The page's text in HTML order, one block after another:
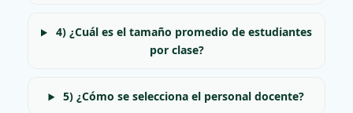
4) ¿Cuál es el tamaño promedio de estudiantes
por clase?
5) ¿Cómo se selecciona el personal docente?